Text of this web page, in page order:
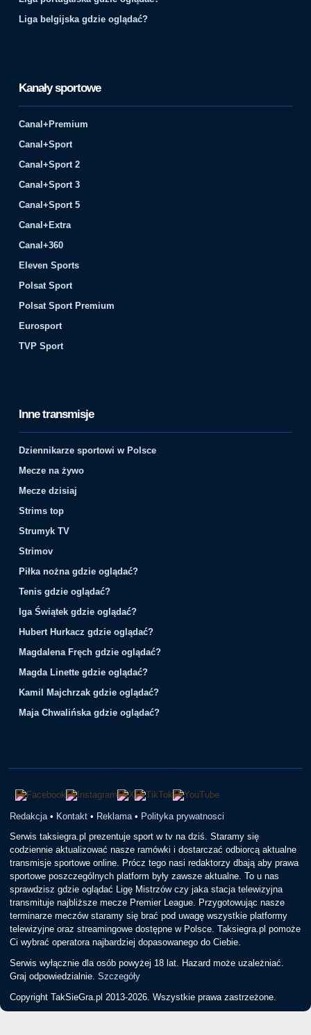
Liga belgijska gdzie oglądać?
Kanały sportowe
Canal+Premium
Canal+Sport
Canal+Sport 2
Canal+Sport 3
Canal+Sport 5
Canal+Extra
Canal+360
Eleven Sports
Polsat Sport
Polsat Sport Premium
Eurosport
TVP Sport
Inne transmisje
Dziennikarze sportowi w Polsce
Mecze na żywo
Mecze dzisiaj
Strims top
Strumyk TV
Strimov
Piłka nożna gdzie oglądać?
Tenis gdzie oglądać?
Iga Świątek gdzie oglądać?
Hubert Hurkacz gdzie oglądać?
Magdalena Fręch gdzie oglądać?
Magda Linette gdzie oglądać?
Kamil Majchrzak gdzie oglądać?
Maja Chwalińska gdzie oglądać?
Redakcja • Kontakt • Reklama • Polityka prywatnosci
Serwis taksiegra.pl prezentuje sport w tv na dziś. Staramy się
codziennie aktualizować nasze ramówki i dostarczać odbiorcą aktualne
transmisje sportowe online. Prócz tego nasi redaktorzy dbają aby prawa
sportowe poszczególnych platform były zawsze aktualne. To u nas
sprawdzisz gdzie oglądać Ligę Mistrzów czy jaka stacja telewizyjna
transmituje najbliższe mecze Premier League. Przygotowując nasze
terminarze meczów staramy się brać pod uwagę wszystkie platformy
telewizyjne oraz streamingowe dostępne w Polsce. Taksiegra.pl pomoże
Ci wybrać operatora najbardziej dopasowanego do Ciebie.
Serwis wyłącznie dla osób powyżej 18 lat. Hazard może uzależniać.
Graj odpowiedzialnie.Szczegóły
Copyright TakSieGra.pl 2013-2026. Wszystkie prawa zastrzeżone.